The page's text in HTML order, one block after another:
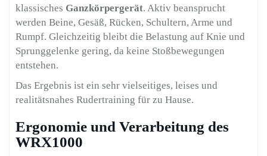
klassisches Ganzkörpergerät. Aktiv beansprucht
werden Beine, Gesäß, Rücken, Schultern, Arme und
Rumpf. Gleichzeitig bleibt die Belastung auf Knie und
Sprunggelenke gering, da keine Stoßbewegungen
entstehen.
Das Ergebnis ist ein sehr vielseitiges, leises und
realitätsnahes Rudertraining für zu Hause.
Ergonomie und Verarbeitung des
WRX1000